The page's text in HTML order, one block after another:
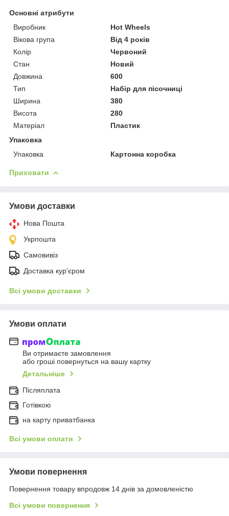
Основні атрибути
Виробник
Hot Wheels
Вікова група
Від 4 років
Колір
Червоний
Стан
Новий
Довжина
600
Тип
Набір для пісочниці
Ширина
380
Висота
280
Матеріал
Пластик
Упаковка
Упаковка
Картонна коробка
Приховати
Умови доставки
Нова Пошта
Укрпошта
Самовивіз
Доставка кур'єром
Всі умови доставки
Умови оплати
Ви отримаєте замовлення
або гроші повернуться на вашу картку
Детальніше
Післяплата
Готівкою
на карту приватбанка
Всі умови оплати
Умови повернення
Повернення товару впродовж 14 днів за домовленістю
Всі умови повернення